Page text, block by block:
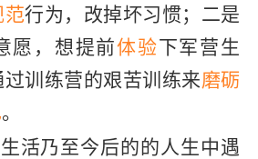
范行为，改掉坏习惯；二是
愿，想提前体验下军营生
训练营的艰苦训练来磨砺
。
活乃至今后的的人生中遇